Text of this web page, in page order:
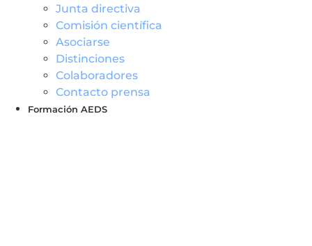
Junta directiva
Comisión científica
Asociarse
Distinciones
Colaboradores
Contacto prensa
Formación AEDS